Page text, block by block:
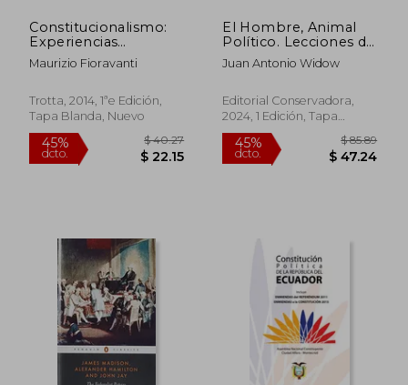
Constitucionalismo:
Experiencias
Históricas y
Tendencias Actuales
Maurizio Fioravanti
Trotta, 2014, 1ªe Edición,
Tapa Blanda, Nuevo
El Hombre, Animal
Político. Lecciones de
filosofía política
Juan Antonio Widow
Editorial Conservadora,
2024, 1 Edición, Tapa
Blanda, Nuevo